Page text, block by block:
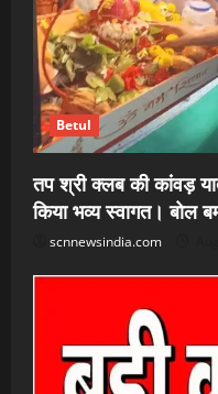
Betul
तप श्री क्लब की कांवड़
किया भव्य स्वागत। बोल
scnnewsindia.com